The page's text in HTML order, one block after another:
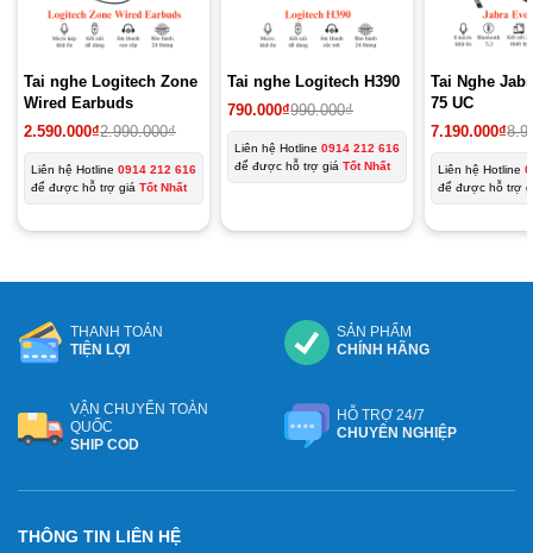
Tai nghe Logitech Zone
Wired Earbuds
2.590.000₫2.990.000₫
Liên hệ Hotline 0914 212 616
để được hỗ trợ giá Tốt Nhất
Tai nghe Logitech H390
990.000₫
Giá
là:
990.000₫.
790.000₫
Giá
tại
là:
790.000₫.
Liên hệ Hotline0914 212 616
để được hỗ trợ giáTốt Nhất
Tai Nghe
75 UC
7.190.000₫
Liên hệ Hotline
để được hỗ trợ
THANH TOÁN
TIỆN LỢI
SẢN PHẨM
CHÍNH HÃNG
VẬN CHUYỂN TOÀN
QUỐC
SHIP COD
HỖ TRỢ 24/7
CHUYÊN NGHIỆP
THÔNG TIN LIÊN HỆ